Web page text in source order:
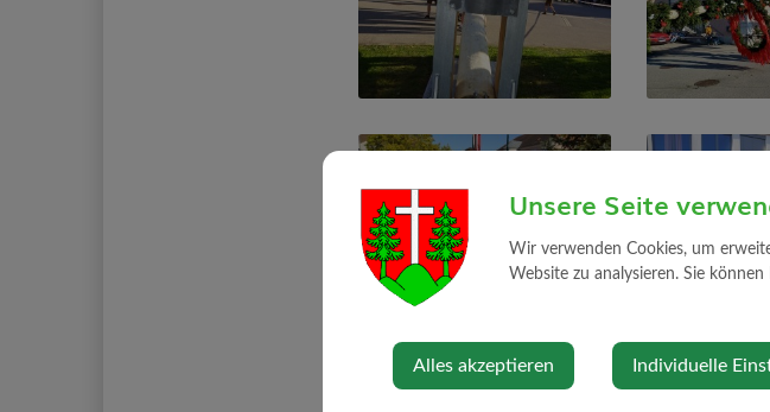
Unsere Seite
Wir verwenden Cookies, um
Website zu analysieren. Sie
Alles akzeptieren Individuelle